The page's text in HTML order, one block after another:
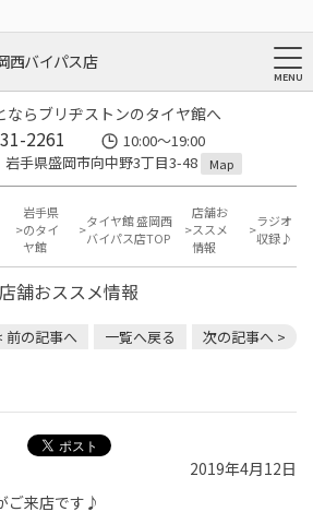
西バイパス店
ならブリヂストンのタイヤ館へ
2261
10:00～19:00
手県盛岡市向中野3丁目3-48
Map
岩手県
のタイ
ヤ館
タイヤ館 盛岡西
バイパス店TOP
店舗お
ススメ
情報
ラジオ
収録♪
店舗おススメ情報
前の記事へ 一覧へ戻る 次の記事へ >
2019年4月12日
ご来店です♪